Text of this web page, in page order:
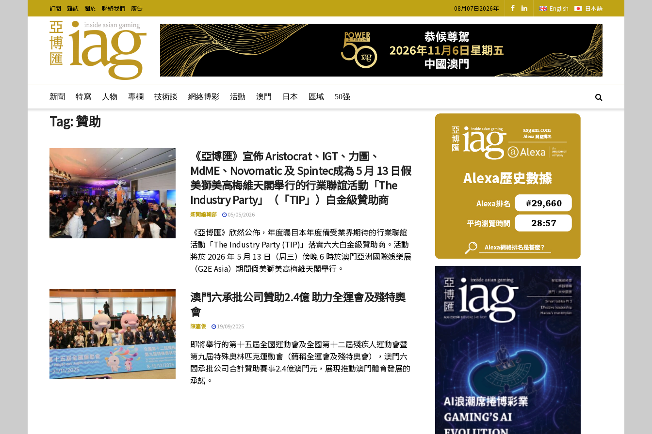
訂閱 雜誌 關於 聯絡我們 廣告 08月07日2026年 English 日本語
新聞 特寫 人物 專欄 技術談 網絡博彩 活動 澳門 日本 區域 50强
Tag:贊助
《亞博匯》宣佈 Aristocrat、IGT、力圖、
MdME、Novomatic 及 Spintec成為 5 月 13 日假
美獅美高梅維天閣舉行的行業聯誼活動「The
Industry Party」（「TIP」）白金級贊助商
新聞編輯部 05/05/2026
《亞博匯》欣然公佈，年度矚目本年度備受業界期待的行業聯誼
活動「The Industry Party (TIP)」落實六大白金級贊助商。活動
將於 2026 年 5 月 13 日（周三）傍晚 6 時於澳門亞洲國際娛樂展
（G2E Asia）期間假美獅美高梅維天閣舉行。
澳門六承批公司贊助2.4億 助力全運會及殘特奧
會
陳嘉俊 19/09/2025
即將舉行的第十五屆全國運動會及全國第十二屆殘疾人運動會暨
第九屆特殊奧林匹克運動會（簡稱全運會及殘特奧會），澳門六
間承批公司合計贊助賽事2.4億澳門元，展現推動澳門體育發展的
承諾。